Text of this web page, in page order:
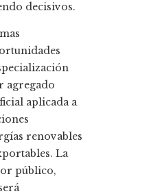
decisivos.
agregado
aplicada a
renovables
La
público,